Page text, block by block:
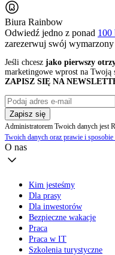
Biura Rainbow
Odwiedź jedno z ponad 100
zarezerwuj swój
Jeśli chcesz jako pierwszy
marketingowe wprost na Twoją
ZAPISZ SIĘ NA
Zapisz się
Administratorem Twoich danych jest
Twoich danych oraz prawie i
O nas
Kim jesteśmy
Dla prasy
Dla inwestorów
Bezpieczne wakacje
Praca
Praca w IT
Szkolenia turystyczne